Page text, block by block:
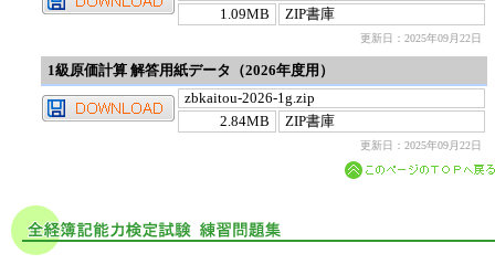
1.09MB
ZIP書庫
更新日：2025年09月22日
1級原価計算 解答用紙データ（2026年度用）
zbkaitou-2026-1g.zip
2.84MB
ZIP書庫
更新日：2025年09月22日